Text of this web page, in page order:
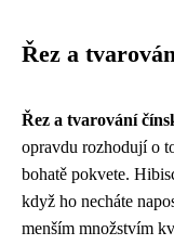
Řez a
Řez a tvarování
opravdu rozhodují o
bohatě pokvete.
když ho necháte
menším množstvím